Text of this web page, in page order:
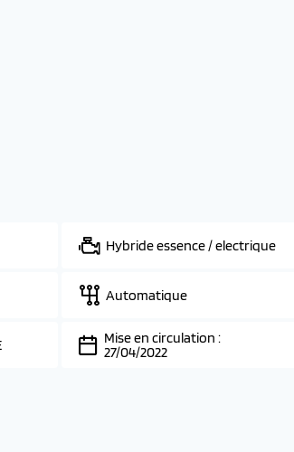
Hybride essence / electrique
Automatique
Mise en circulation :
27/04/2022